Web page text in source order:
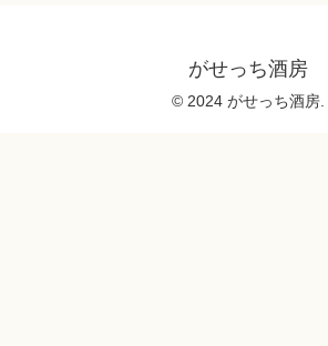
がせっち酒房
© 2024 がせっち酒房.